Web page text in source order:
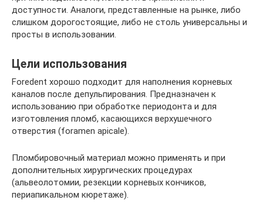
доступности. Аналоги, представленные на рынке, либо
слишком дорогостоящие, либо не столь универсальны и
просты в использовании.
Цели использования
Foredent хорошо подходит для наполнения корневых
каналов после депульпирования. Предназначен к
использованию при обработке периодонта и для
изготовления пломб, касающихся верхушечного
отверстия (foramen apicale).
Пломбировочный материал можно применять и при
дополнительных хирургических процедурах
(альвеолотомии, резекции корневых кончиков,
периапикальном кюретаже).